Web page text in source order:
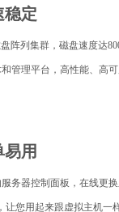
稳定
阵列集群，磁盘速度达
管理平台，高性能、高可
易用
务器控制面板，在线更
让您用起来跟虚拟主机一